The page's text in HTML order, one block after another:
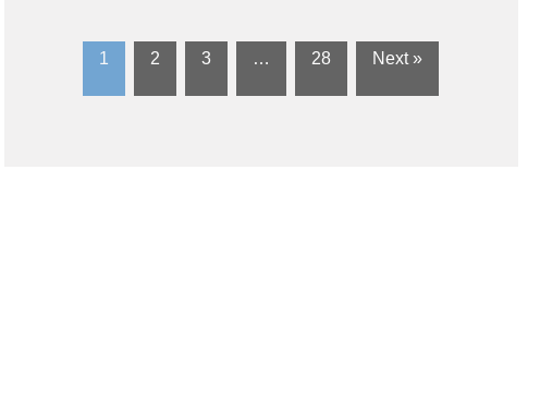
1 2 3 … 28 Next »